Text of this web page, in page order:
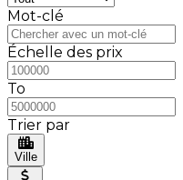
Mot-clé
Échelle des prix
To
Trier par
Ville